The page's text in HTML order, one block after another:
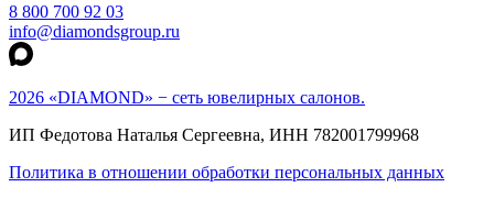
8 800 700 92 03
info@diamondsgroup.ru
2026 «DIAMOND» − сеть ювелирных салонов.
ИП Федотова Наталья Сергеевна, ИНН 782001799968
Политика в отношении обработки персональных данных